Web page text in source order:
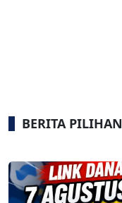
BERITA PILIHAN